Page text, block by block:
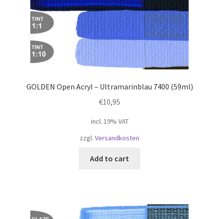
GOLDEN Open Acryl – Ultramarinblau 7400 (59ml)
€10,95
incl. 19% VAT
zzgl. Versandkosten
Add to cart